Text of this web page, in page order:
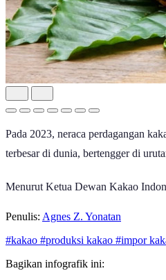
Pada 2023, neraca perdagangan
terbesar di dunia, bertengger di
Menurut Ketua Dewan Kakao
Penulis: Agnes Z. Yonatan
#kakao #produksi kakao #impor
Bagikan infografik ini: